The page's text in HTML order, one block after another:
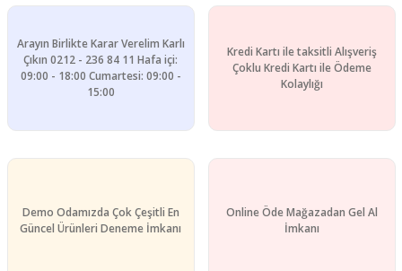
Arayın Birlikte Karar Verelim Karlı
Çıkın 0212 - 236 84 11 Hafa içi:
09:00 - 18:00 Cumartesi: 09:00 -
15:00
Kredi Kartı ile taksitli Alışveriş
Çoklu Kredi Kartı ile Ödeme
Kolaylığı
Demo Odamızda Çok Çeşitli En
Güncel Ürünleri Deneme İmkanı
Online Öde Mağazadan Gel Al
İmkanı